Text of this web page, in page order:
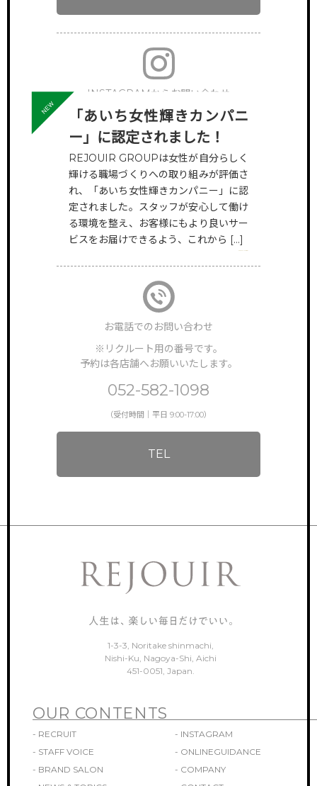
サイトトップ
RECRUIT リクルート
FEATURE 特徴・働き方
スタッフの声
BRAND SALON サロン一覧
NEWS & TOPICS 新着情報
INSTAGRAM 公式インスタグラム
「あいち女性輝きカンパニ
ー」に認定されました！
REJOUIR GROUPは女性が自分らしく
輝ける職場づくりへの取り組みが評価さ
れ、「あいち女性輝きカンパニー」に認
定されました。スタッフが安心して働け
る環境を整え、お客様にもより良いサー
ビスをお届けできるよう、これから […]
VIEW MORE
INSTAGRAMからお問い合わせ
下記アカウントへDMでご連絡ください。
HAIR
@rejouir.group
EYE&NAIL
@rejouir___beauty.official
お電話でのお問い合わせ
※リクルート用の番号です。
予約は各店舗へお願いいたします。
052-582-1098
（受付時間｜平日 9:00-17:00）
TEL
1-3-3, Noritake shinmachi,
Nishi-Ku, Nagoya-Shi, Aichi
451-0051, Japan.
OUR CONTENTS
- RECRUIT
- INSTAGRAM
- STAFF VOICE
- ONLINEGUIDANCE
- BRAND SALON
- COMPANY